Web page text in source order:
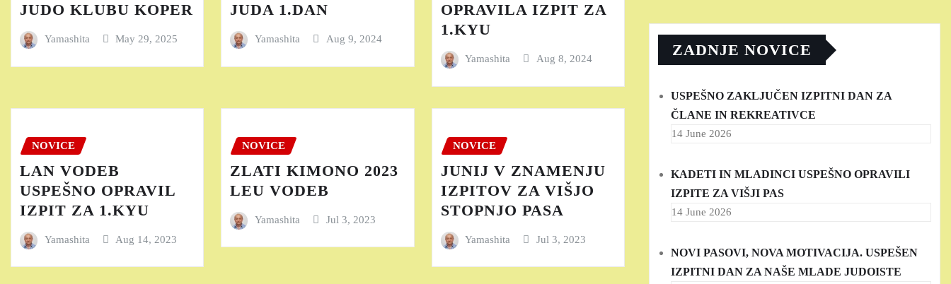
JUDO KLUBU KOPER
Yamashita May 29, 2025
JUDA 1.DAN
Yamashita Aug 9, 2024
OPRAVILA IZPIT ZA
1.KYU
Yamashita Aug 8, 2024
NOVICE
LAN VODEB
USPEŠNO OPRAVIL
IZPIT ZA 1.KYU
Yamashita Aug 14, 2023
NOVICE
ZLATI KIMONO 2023
LEU VODEB
Yamashita Jul 3, 2023
NOVICE
JUNIJ V ZNAMENJU
IZPITOV ZA VIŠJO
STOPNJO PASA
Yamashita Jul 3, 2023
ZADNJE NOVICE
USPEŠNO ZAKLJUČEN IZPITNI DAN ZA
ČLANE IN REKREATIVCE
14 June 2026
KADETI IN MLADINCI USPEŠNO OPRAVILI
IZPITE ZA VIŠJI PAS
14 June 2026
NOVI PASOVI, NOVA MOTIVACIJA. USPEŠEN
IZPITNI DAN ZA NAŠE MLADE JUDOISTE